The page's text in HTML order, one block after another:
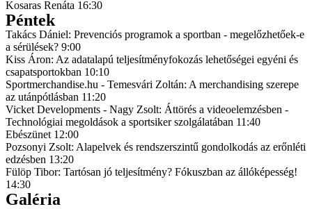
Kosaras Renáta 16:30
Péntek
Takács Dániel: Prevenciós programok a sportban - megelőzhetőek-e
a sérülések? 9:00
Kiss Áron: Az adatalapú teljesítményfokozás lehetőségei egyéni és
csapatsportokban 10:10
Sportmerchandise.hu - Temesvári Zoltán: A merchandising szerepe
az utánpótlásban 11:20
Vicket Developments - Nagy Zsolt: Áttörés a videoelemzésben -
Technológiai megoldások a sportsiker szolgálatában 11:40
Ebészünet 12:00
Pozsonyi Zsolt: Alapelvek és rendszerszintű gondolkodás az erőnléti
edzésben 13:20
Fülöp Tibor: Tartósan jó teljesítmény? Fókuszban az állóképesség!
14:30
Galéria